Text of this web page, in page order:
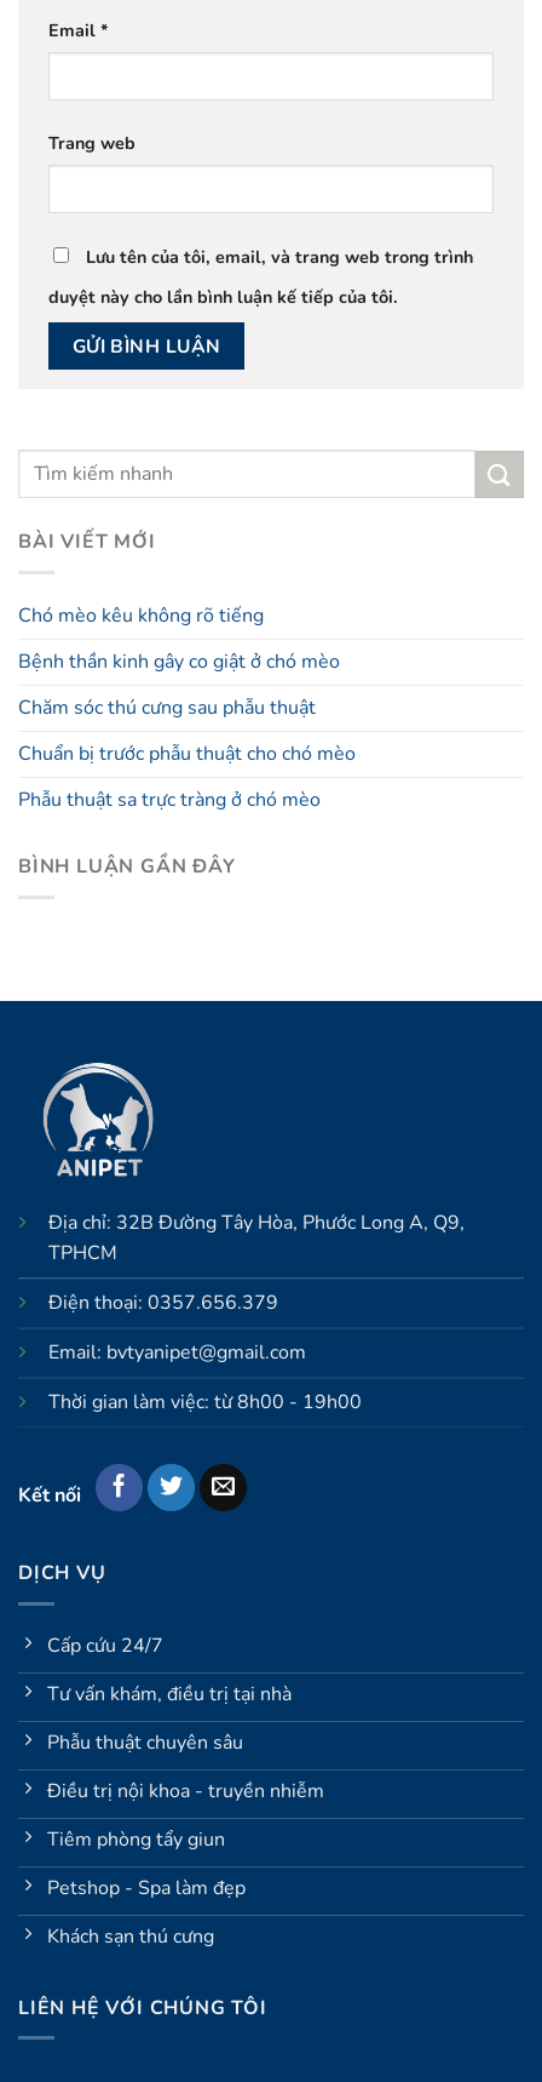
Email *
Trang web
Lưu tên của tôi, email, và trang web trong trình
duyệt này cho lần bình luận kế tiếp của tôi.
BÀI VIẾT MỚI
Chó mèo kêu không rõ tiếng
Bệnh thần kinh gây co giật ở chó mèo
Chăm sóc thú cưng sau phẫu thuật
Chuẩn bị trước phẫu thuật cho chó mèo
Phẫu thuật sa trực tràng ở chó mèo
BÌNH LUẬN GẦN ĐÂY
Địa chỉ: 32B Đường Tây Hòa, Phước Long A, Q9,
TPHCM
Điện thoại: 0357.656.379
Email: bvtyanipet@gmail.com
Thời gian làm việc: từ 8h00 - 19h00
Kết nối
DỊCH VỤ
Cấp cứu 24/7
Tư vấn khám, điều trị tại nhà
Phẫu thuật chuyên sâu
Điều trị nội khoa - truyền nhiễm
Tiêm phòng tẩy giun
Petshop - Spa làm đẹp
Khách sạn thú cưng
LIÊN HỆ VỚI CHÚNG TÔI